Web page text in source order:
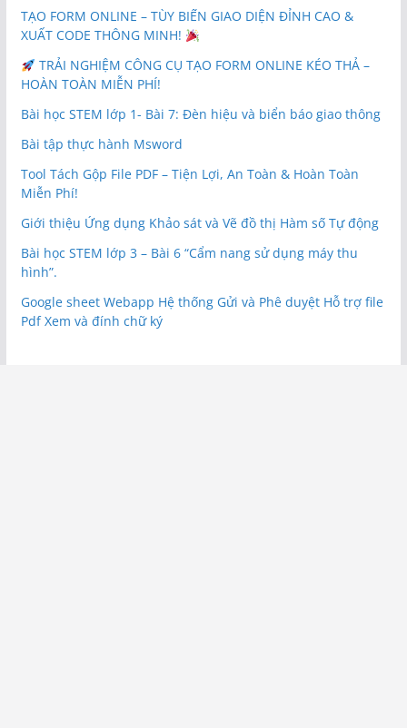
TẠO FORM ONLINE – TÙY BIẾN GIAO DIỆN ĐỈNH CAO &
XUẤT CODE THÔNG MINH!
TRẢI NGHIỆM CÔNG CỤ TẠO FORM ONLINE KÉO THẢ –
HOÀN TOÀN MIỄN PHÍ!
Bài học STEM lớp 1- Bài 7: Đèn hiệu và biển báo giao thông
Bài tập thực hành Msword
Tool Tách Gộp File PDF – Tiện Lợi, An Toàn & Hoàn Toàn
Miễn Phí!
Giới thiệu Ứng dụng Khảo sát và Vẽ đồ thị Hàm số Tự động
Bài học STEM lớp 3 – Bài 6 “Cẩm nang sử dụng máy thu
hình”.
Google sheet Webapp Hệ thống Gửi và Phê duyệt Hỗ trợ file
Pdf Xem và đính chữ ký